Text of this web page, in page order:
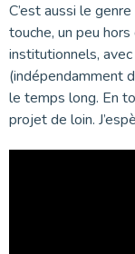
C’est aussi le
touche, un peu
institutionnels,
(indépendamment
le temps long. En
projet de loin.